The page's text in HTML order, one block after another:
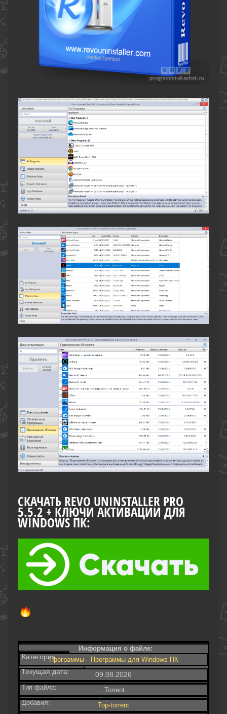
СКАЧАТЬ REVO UNINSTALLER PRO
5.5.2 + КЛЮЧИ АКТИВАЦИИ ДЛЯ
WINDOWS ПК:
Информация о файле:
Категория:Программы- Программы для Windows ПК
Текущая дата: 09.08.2026
Тип файла:
.Torrent
Добавил:
Top-torrent